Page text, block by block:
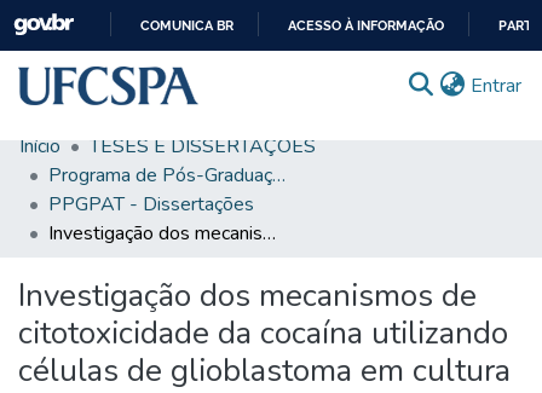
CONTEÚDO
COMUNICA BR ACESSO À INFORMAÇÃO
Entrar
Comunidades & Coleções
Busca Facetada
Autoarquivamento
Sobre o RI-UFCSPA
Início
TESES E DISSERTAÇÕES
Programa de Pós-Graduação em Patologia
PPGPAT - Dissertações
Investigação dos mecanismos de citotoxicidade da cocaína utilizando células de glioblastoma em cultura
Investigação dos mecanismos de
citotoxicidade da cocaína utilizando
células de glioblastoma em cultura